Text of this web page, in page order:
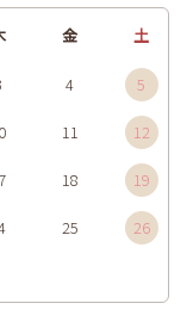
金 土
4 5
11 12
18 19
25 26